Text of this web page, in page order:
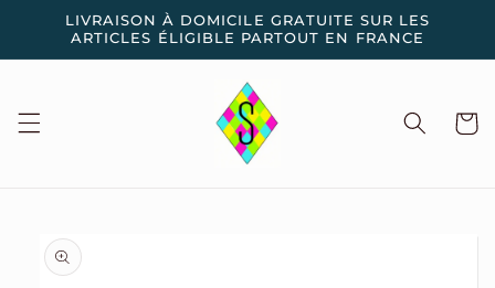
passer
contenu
LIVRAISON À DOMICILE GRATUITE SUR LES
ARTICLES ÉLIGIBLE PARTOUT EN FRANCE
Panier
Passer aux
informations
produits